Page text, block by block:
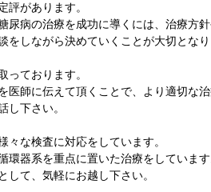
評があります。
尿病の治療を成功に導くには、治療方
をしながら決めていくことが大切となり
っております。
医師に伝えて頂くことで、より適切な
し下さい。
々な検査に対応をしています。
環器系を重点に置いた治療をしています
して、気軽にお越し下さい。